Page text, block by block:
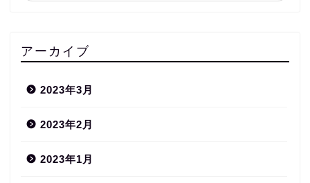
アーカイブ
2023年3月
2023年2月
2023年1月